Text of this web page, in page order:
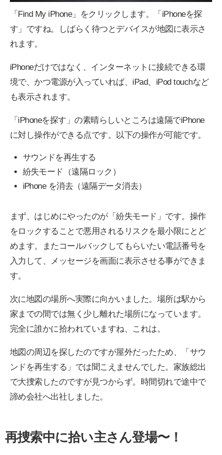
「Find My iPhone」をクリックします。「iPhoneを探
す」ですね。しばらく待つとデバイスが地図に表示さ
れます。
iPhoneだけではなく、インターネットに接続できる環
境で、かつ電源が入っていれば、iPad、iPod touchなど
も表示されます。
「iPhoneを探す」の素晴らしいところは遠隔でiPhone
に対し操作ができる点です。以下の操作が可能です。
サウンドを再生する
紛失モード（遠隔ロック）
iPhone を消去（遠隔データ消去）
まず、はじめにやったのが「紛失モード」です。操作
をロックすることで悪用されるリスクを最小限にとど
めます。またコールバックしてもらいたい電話番号を
入力して、メッセージを画面に表示させる事ができま
す。
次に地図の場所へ実際に向かいました。場所は駅から
家までの間では無く少し離れた場所になっています。
完全に誰かに拾われていますね、これは。
地図の周辺を探したのですが屋外だったため、「サウ
ンドを再生する」では聞こえませんでした。家族総出
で大捜索したのですが見つからず。時間切れで途中で
諦め会社へ出社しました。
再捜索中に拾い主さん登場〜！